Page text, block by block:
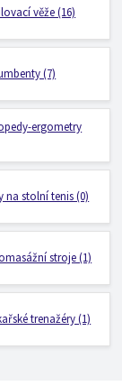
věže (16)
(7)
ergometry
na stolní tenis (0)
stroje (1)
trenažéry (1)